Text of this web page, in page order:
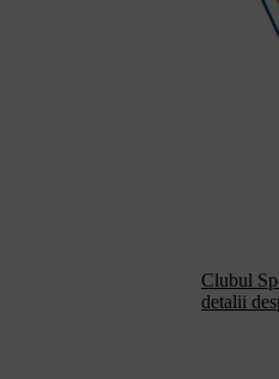
Clubul
detalii